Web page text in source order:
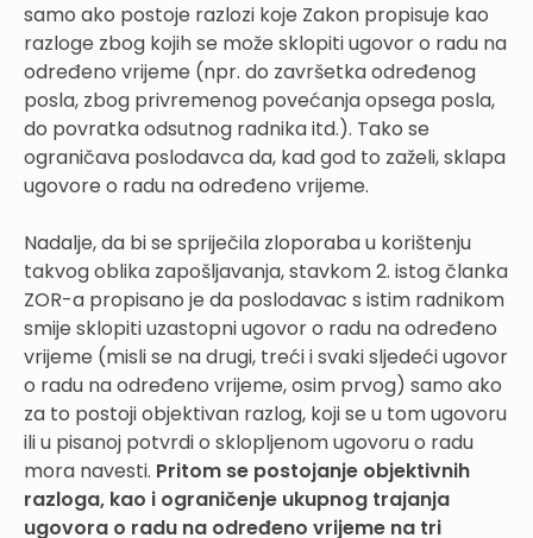
samo ako postoje razlozi koje Zakon propisuje kao
razloge zbog kojih se može sklopiti ugovor o radu na
određeno vrijeme (npr. do završetka određenog
posla, zbog privremenog povećanja opsega posla,
do povratka odsutnog radnika itd.). Tako se
ograničava poslodavca da, kad god to zaželi, sklapa
ugovore o radu na određeno vrijeme.
Nadalje, da bi se spriječila zloporaba u korištenju
takvog oblika zapošljavanja, stavkom 2. istog članka
ZOR-a propisano je da poslodavac s istim radnikom
smije sklopiti uzastopni ugovor o radu na određeno
vrijeme (misli se na drugi, treći i svaki sljedeći ugovor
o radu na određeno vrijeme, osim prvog) samo ako
za to postoji objektivan razlog, koji se u tom ugovoru
ili u pisanoj potvrdi o sklopljenom ugovoru o radu
mora navesti. Pritom se postojanje objektivnih
razloga, kao i ograničenje ukupnog trajanja
ugovora o radu na određeno vrijeme na tri